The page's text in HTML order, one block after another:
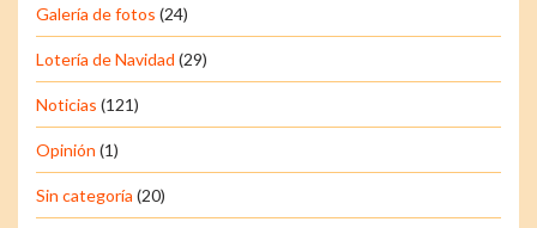
Galería de fotos (24)
Lotería de Navidad (29)
Noticias (121)
Opinión (1)
Sin categoría (20)